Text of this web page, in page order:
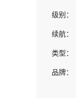
级别：
续航：
类型：
品牌：